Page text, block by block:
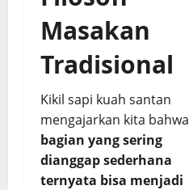
Masakan
Tradisional
Kikil sapi kuah santan
mengajarkan kita bahwa
bagian yang sering
dianggap sederhana
ternyata bisa menjadi